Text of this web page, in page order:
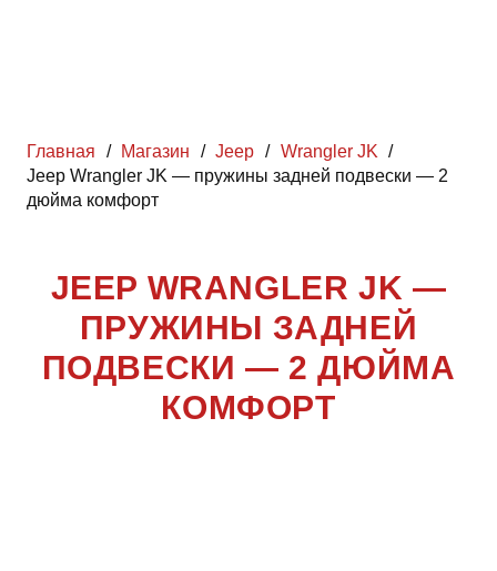
Главная / Магазин / Jeep / Wrangler JK /
Jeep Wrangler JK — пружины задней подвески — 2
дюйма комфорт
JEEP WRANGLER JK —
ПРУЖИНЫ ЗАДНЕЙ
ПОДВЕСКИ — 2 ДЮЙМА
КОМФОРТ